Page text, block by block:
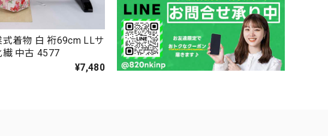
着物 白 裄69cm LLサ
化繊 中古 4577
¥7,480